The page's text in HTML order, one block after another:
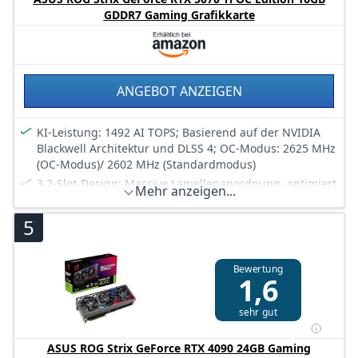
GDDR7 Gaming Grafikkarte
ANGEBOT ANZEIGEN
KI-Leistung: 1492 AI TOPS; Basierend auf der NVIDIA
Blackwell Architektur und DLSS 4; OC-Modus: 2625 MHz
(OC-Modus)/ 2602 MHz (Standardmodus)
3.2-Slot-Design: Massive Lamellenanordnung, optimiert
für den Luftstrom der drei Axial-tech-Lüfter
Die Axial-Tech-Lüfter wurden so skaliert, dass sie 31 %
Leistung zu erreichen.
Mit der 0dB-Technologie kannst du leichte Spiele in
relativer Stille genießen
Das MaxContact-Design mit Vapor Chamber sorgt für
eine effiziente Wärmeübertragung und bietet eine
erstklassige Leistung
Mehr anzeigen...
5
Bewertung
1,6
sehr gut
ASUS ROG Strix GeForce RTX 4090 24GB Gaming